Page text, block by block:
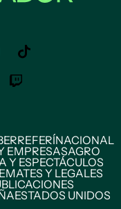
REFERÍNACIONAL
EMPRESASAGRO
Y ESPECTÁCULOS
Y LEGALES
ESTADOS UNIDOS